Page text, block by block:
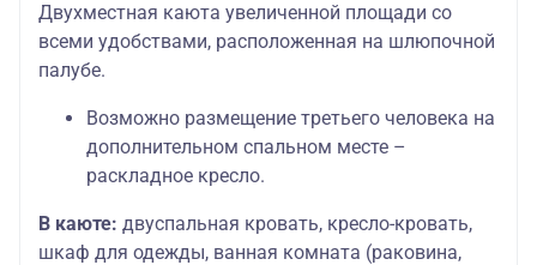
Двухместная каюта увеличенной площади со
всеми удобствами, расположенная на шлюпочной
палубе.
Возможно размещение третьего человека на
дополнительном спальном месте –
раскладное кресло.
В каюте: двуспальная кровать, кресло-кровать,
шкаф для одежды, ванная комната (раковина,